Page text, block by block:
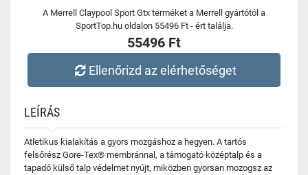
A Merrell Claypool Sport Gtx terméket a Merrell gyártótól a
SportTop.hu oldalon 55496 Ft - ért találja.
55496 Ft
Ellenőrizd az elérhetőséget
LEÍRÁS
Atletikus kialakítás a gyors mozgáshoz a hegyen. A tartós
felsőrész Gore-Tex® membránnal, a támogató középtalp és a
tapadó külső talp védelmet nyújt, miközben gyorsan mozogsz az